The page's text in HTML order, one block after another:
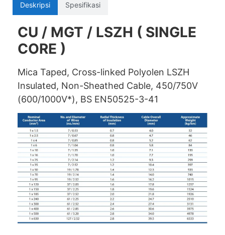
Deskripsi Spesifikasi
CU / MGT / LSZH ( SINGLE
CORE )
Mica Taped, Cross-linked Polyolen LSZH
Insulated, Non-Sheathed Cable, 450/750V
(600/1000V*), BS EN50525-3-41